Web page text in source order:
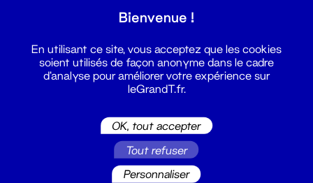
Bienvenue !
En utilisant ce site, vous acceptez que les cookies
soient utilisés de façon anonyme dans le cadre
d'analyse pour améliorer votre expérience sur
leGrandT.fr.
OK, tout accepter
Tout refuser
Personnaliser